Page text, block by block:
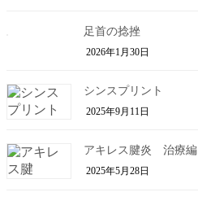
足首の捻挫
2026年1月30日
シンスプリント
2025年9月11日
アキレス腱炎 治療編
2025年5月28日